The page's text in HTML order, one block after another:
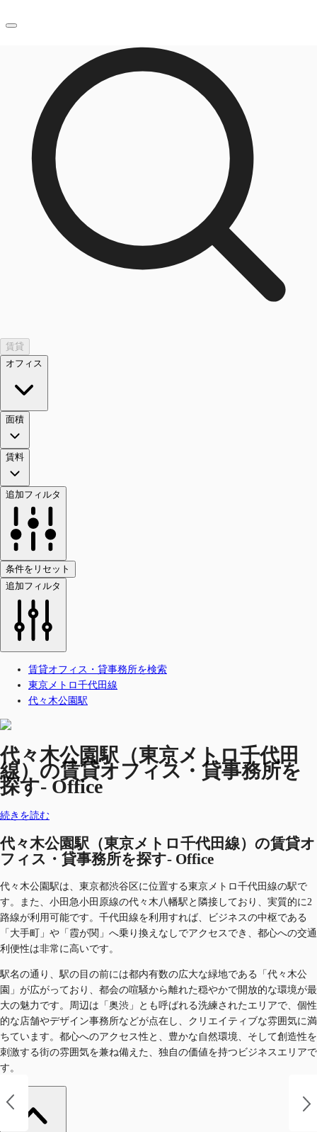
オフィス・事務所
倉庫・物流センター
地図検索
記事
仲介会社様はこちらへ
お気に入り
お電話
賃貸
オフィス
面積
賃料
追加フィルタ
条件をリセット
追加フィルタ
賃貸オフィス・貸事務所を検索
東京メトロ千代田線
代々木公園駅
代々木公園駅（東京メトロ千代田
線）の賃貸オフィス・貸事務所を
探す- Office
続きを読む
代々木公園駅（東京メトロ千代田線）の賃貸オ
フィス・貸事務所を探す- Office
代々木公園駅は、東京都渋谷区に位置する東京メトロ千代田線の駅で
す。また、小田急小田原線の代々木八幡駅と隣接しており、実質的に2
路線が利用可能です。千代田線を利用すれば、ビジネスの中枢である
「大手町」や「霞が関」へ乗り換えなしでアクセスでき、都心への交通
利便性は非常に高いです。
駅名の通り、駅の目の前には都内有数の広大な緑地である「代々木公
園」が広がっており、都会の喧騒から離れた穏やかで開放的な環境が最
大の魅力です。周辺は「奥渋」とも呼ばれる洗練されたエリアで、個性
的な店舗やデザイン事務所などが点在し、クリエイティブな雰囲気に満
ちています。都心へのアクセス性と、豊かな自然環境、そして創造性を
刺激する街の雰囲気を兼ね備えた、独自の価値を持つビジネスエリアで
す。